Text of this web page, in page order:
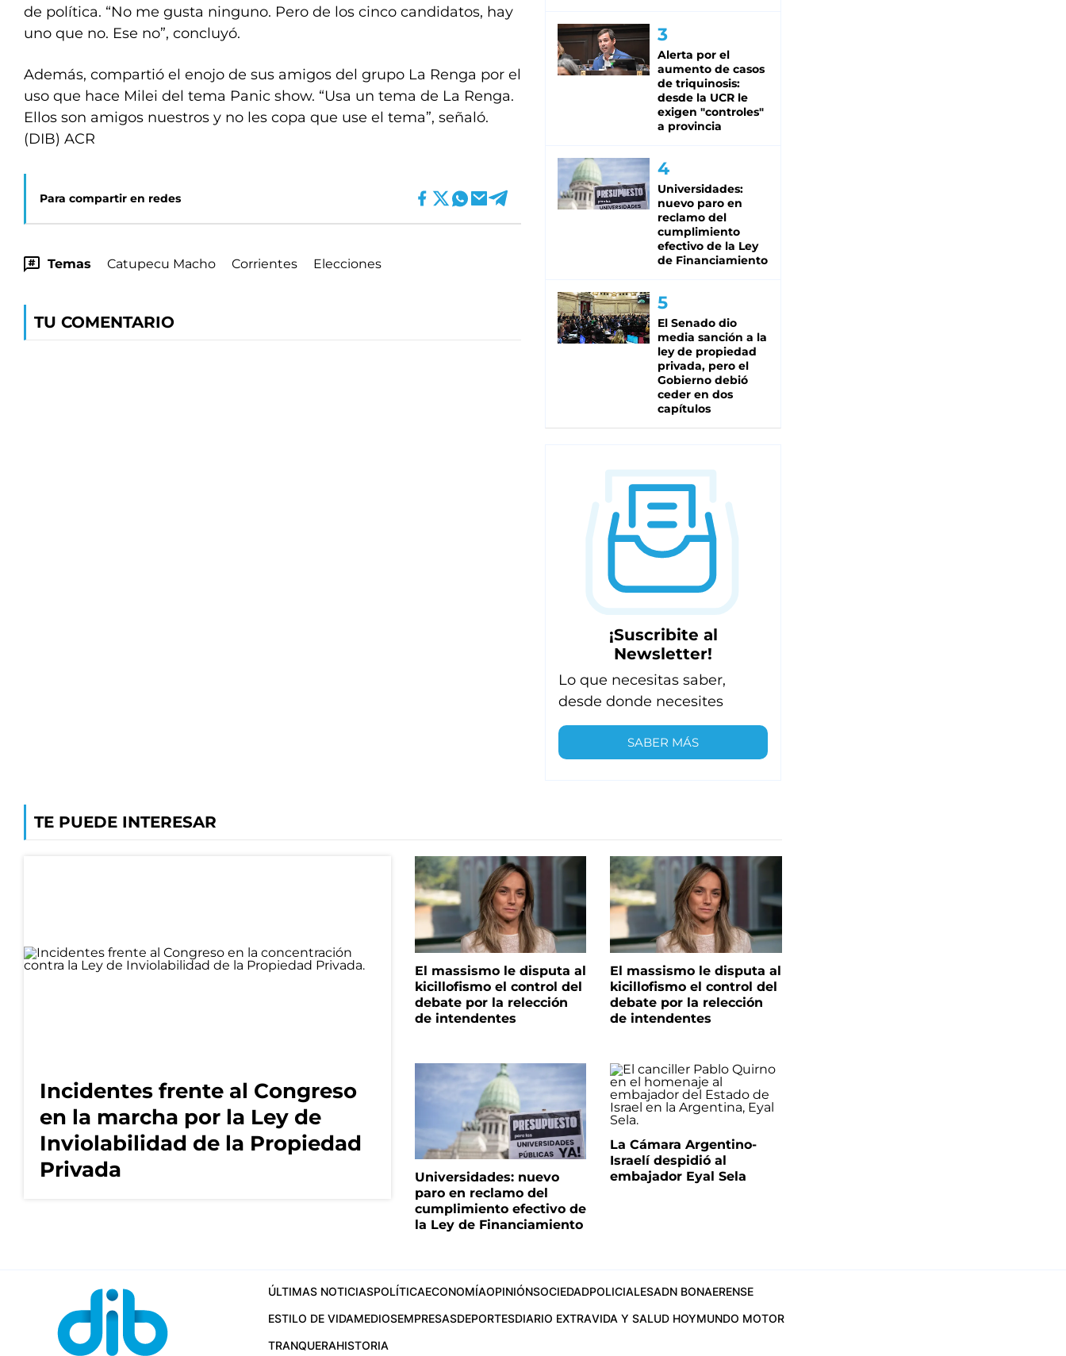
de política. “No me gusta ninguno. Pero de los cinco candidatos, hay
uno que no. Ese no”, concluyó.
Además, compartió el enojo de sus amigos del grupo La Renga por el
uso que hace Milei del tema Panic show. “Usa un tema de La Renga.
Ellos son amigos nuestros y no les copa que use el tema”, señaló.
(DIB) ACR
Para compartir en redes
Temas Catupecu Macho Corrientes Elecciones
TU COMENTARIO
Alerta por el
aumento de casos
de triquinosis:
desde la UCR le
exigen "controles"
a provincia
Universidades:
nuevo paro en
reclamo del
cumplimiento
efectivo de la Ley
de Financiamiento
El Senado dio
media sanción a la
ley de propiedad
privada, pero el
Gobierno debió
ceder en dos
capítulos
¡Suscribite al
Newsletter!
Lo que necesitas saber,
desde donde necesites
SABER MÁS
TE PUEDE INTERESAR
Incidentes frente al Congreso
en la marcha por la Ley de
Inviolabilidad de la Propiedad
Privada
El massismo le disputa al
kicillofismo el control del
debate por la relección
de intendentes
El massismo le disputa al
kicillofismo el control del
debate por la relección
de intendentes
Universidades: nuevo
paro en reclamo del
cumplimiento efectivo de
la Ley de Financiamiento
La Cámara Argentino-
Israelí despidió al
embajador Eyal Sela
ÚLTIMAS NOTICIASPOLÍTICAECONOMÍAOPINIÓNSOCIEDADPOLICIALESADN BONAERENSE
ESTILO DE VIDAMEDIOSEMPRESASDEPORTESDIARIO EXTRAVIDA Y SALUD HOYMUNDO MOTOR
TRANQUERAHISTORIA